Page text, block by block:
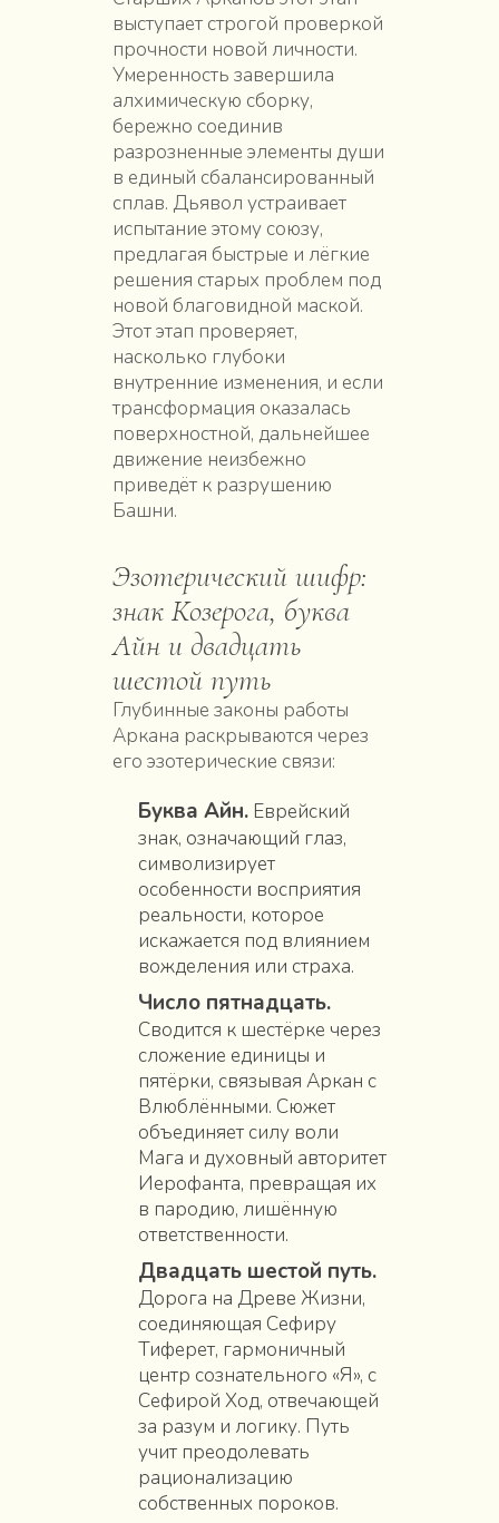
выступает строгой проверкой
прочности новой личности.
Умеренность завершила
алхимическую сборку,
бережно соединив
разрозненные элементы души
в единый сбалансированный
сплав. Дьявол устраивает
испытание этому союзу,
предлагая быстрые и лёгкие
решения старых проблем под
новой благовидной маской.
Этот этап проверяет,
насколько глубоки
внутренние изменения, и если
трансформация оказалась
поверхностной, дальнейшее
движение неизбежно
приведёт к разрушению
Башни.
Эзотерический шифр:
знак Козерога, буква
Айн и двадцать
шестой путь
Глубинные законы работы
Аркана раскрываются через
его эзотерические связи:
Буква Айн.Еврейский
знак, означающий глаз,
символизирует
особенности восприятия
реальности, которое
искажается под влиянием
вожделения или страха.
Число пятнадцать.
Сводится к шестёрке через
сложение единицы и
пятёрки, связывая Аркан с
Влюблёнными. Сюжет
объединяет силу воли
Мага и духовный авторитет
Иерофанта, превращая их
в пародию, лишённую
ответственности.
Двадцать шестой путь.
Дорога на Древе Жизни,
соединяющая Сефиру
Тиферет, гармоничный
центр сознательного «Я», с
Сефирой Ход, отвечающей
за разум и логику. Путь
учит преодолевать
рационализацию
собственных пороков.